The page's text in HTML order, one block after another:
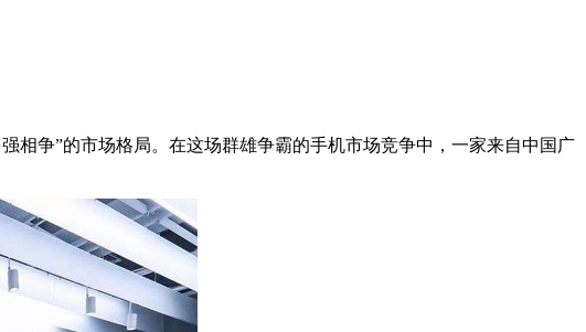
相争”的市场格局。在这场群雄争霸的手机市场竞争中，一家来自中国广